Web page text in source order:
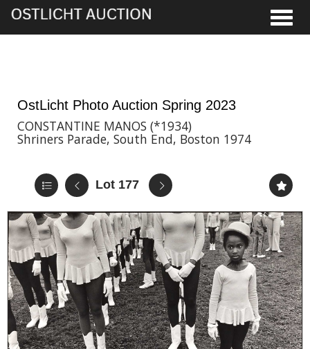
OstLicht Photo Auction Spring 2023
CONSTANTINE MANOS (*1934)
Shriners Parade, South End, Boston 1974
Lot 177